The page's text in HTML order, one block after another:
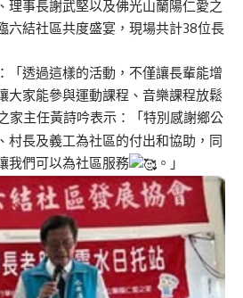
理事長謝武堅以及佛光山蘭陽仁愛之
六結社區共度盛宴，現場共計38位長
「透過這樣的活動，不僅讓長輩能增
大家能參與運動課程、音樂課程放鬆
家主任黃詩吟表示：「特別感謝鄉公
村長及義工為社區的付出和協助，同
我們可以為社區服務
。」